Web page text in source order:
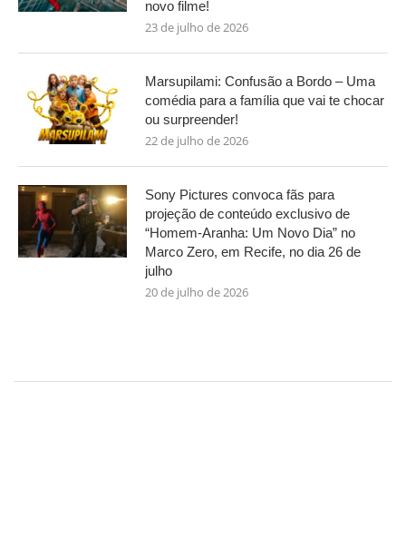
novo filme!
23 de julho de 2026
Marsupilami: Confusão a Bordo – Uma
comédia para a família que vai te chocar
ou surpreender!
22 de julho de 2026
Sony Pictures convoca fãs para
projeção de conteúdo exclusivo de
“Homem-Aranha: Um Novo Dia” no
Marco Zero, em Recife, no dia 26 de
julho
20 de julho de 2026